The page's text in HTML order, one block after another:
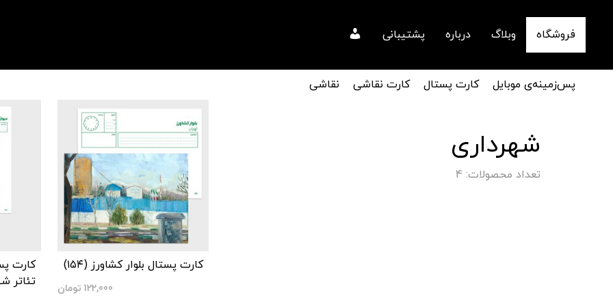
فروشگاه وبلاگ درباره پشتیبانی
پس‌زمینه‌ی موبایل کارت پستال کارت نقاشی نقاشی
شهرداری
تعداد محصولات: 4
کارت پستال بلوار کشاورز (۱۵۴)
122,000 تومان
کارت
تئاتر